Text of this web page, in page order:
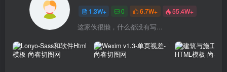
1.3W+ 0 6.7W+ 55.4W+
这家伙很懒，什么都没有写...